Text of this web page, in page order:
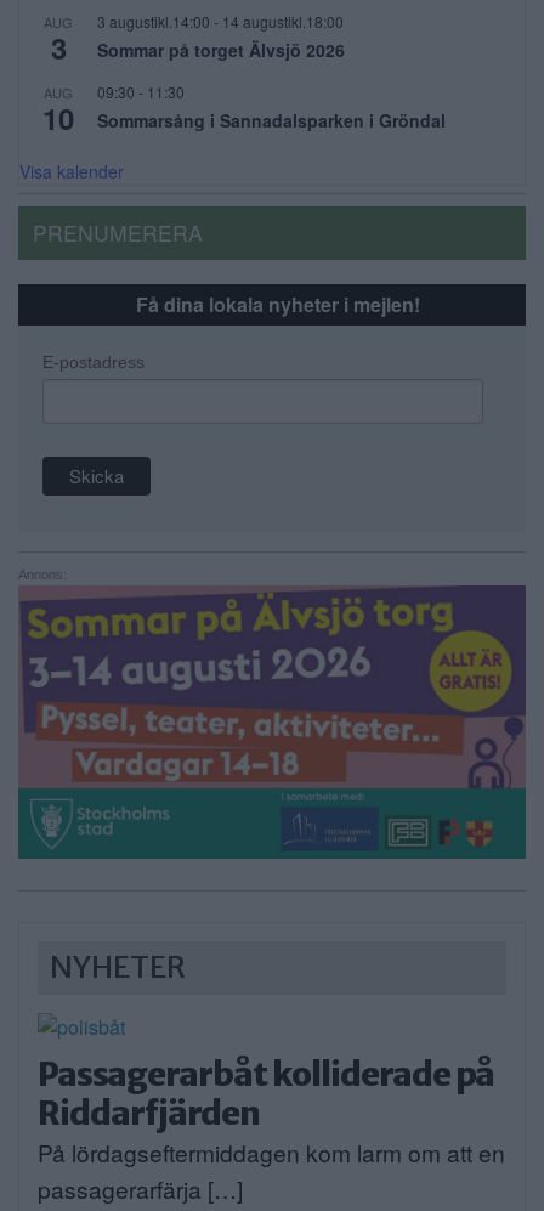
AUG
3
3 augustikl.14:00 - 14 augustikl.18:00
Sommar på torget Älvsjö 2026
AUG
10
09:30 - 11:30
Sommarsång i Sannadalsparken i Gröndal
Visa kalender
PRENUMERERA
Få dina lokala nyheter i mejlen!
E-postadress
Annons:
NYHETER
Passagerarbåt kolliderade på
Riddarfjärden
På lördagseftermiddagen kom larm om att en
passagerarfärja […]